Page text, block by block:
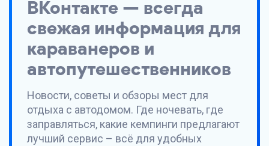
ВКонтакте — всегда
свежая информация для
караванеров и
автопутешественников
Новости, советы и обзоры мест для
отдыха с автодомом. Где ночевать, где
заправляться, какие кемпинги предлагают
лучший сервис – всё для удобных